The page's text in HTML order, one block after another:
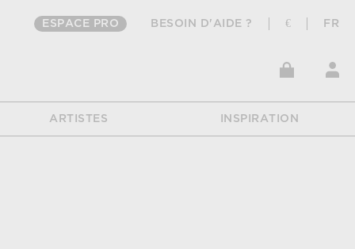
ESPACE PRO BESOIN D'AIDE ? € FR
ARTISTES INSPIRATION